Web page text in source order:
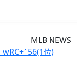
MLB NEWS
位)